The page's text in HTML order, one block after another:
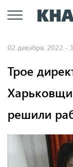
02 декабря, 2022 -
Трое
решили